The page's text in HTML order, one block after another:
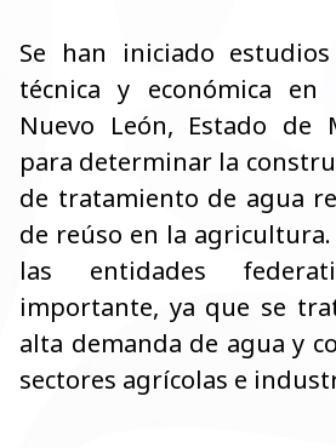
Se han iniciado
técnica y económica
Nuevo León, Estado de
para determinar la
de tratamiento de agua
de reúso en la
las entidades
importante, ya que se
alta demanda de agua y
sectores agrícolas e